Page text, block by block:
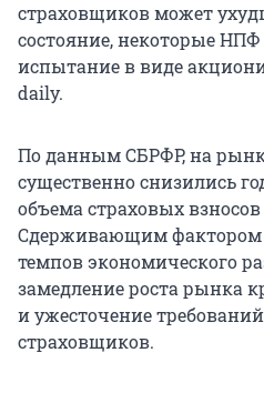
страховщиков может
состояние, некоторые
испытание в виде
daily.
По данным СБРФР, на
существенно снизились
объема страховых взносов
Сдерживающим фактором
темпов экономического
замедление роста рынка
и ужесточение
страховщиков.